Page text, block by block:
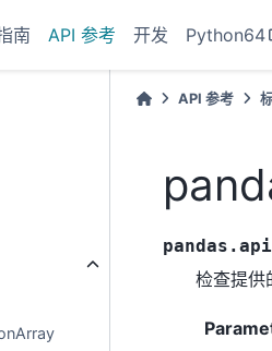
南 API 参考 开发 Python64
API 参考
检查提供